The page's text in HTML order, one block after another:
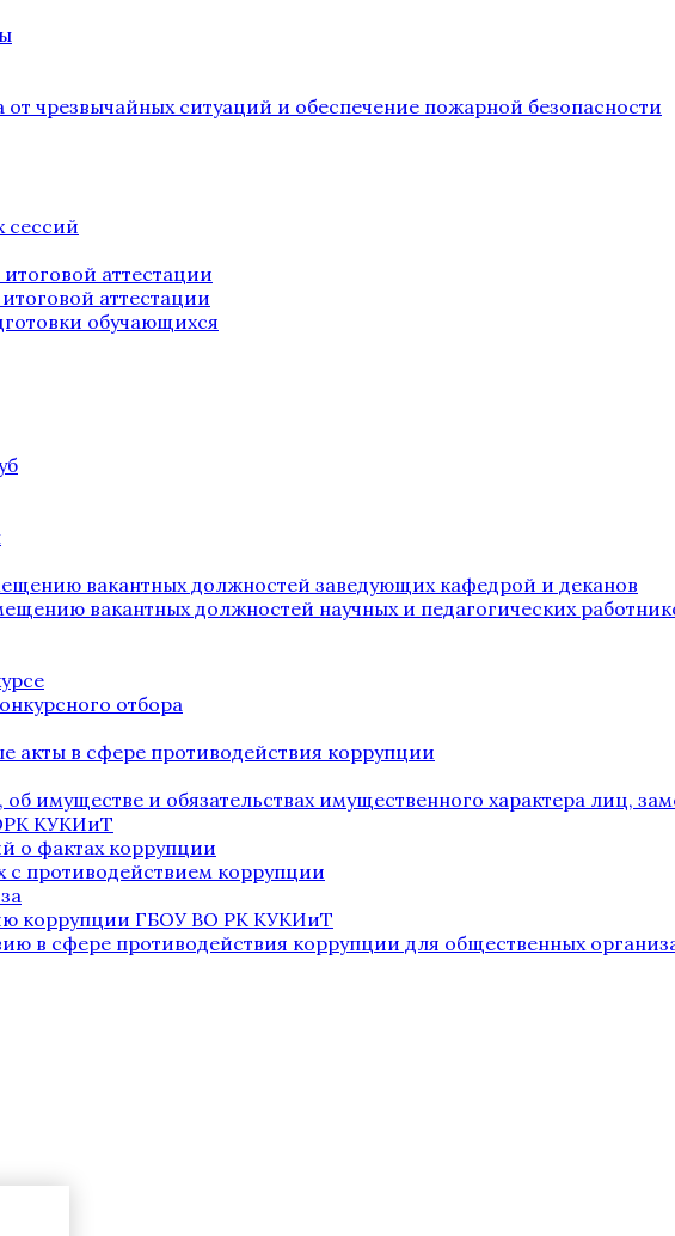
чрезвычайных ситуаций и обеспечение пожарной безопасности
сессий
аттестации
аттестации
обучающихся
вакантных должностей заведующих кафедрой и деканов
вакантных должностей научных и педагогических
отбора
акты в сфере противодействия коррупции
об имуществе и обязательствах имущественного характера лиц,
КУКИиТ
о фактах коррупции
с противодействием коррупции
коррупции ГБОУ ВО РК КУКИиТ
в сфере противодействия коррупции для общественных